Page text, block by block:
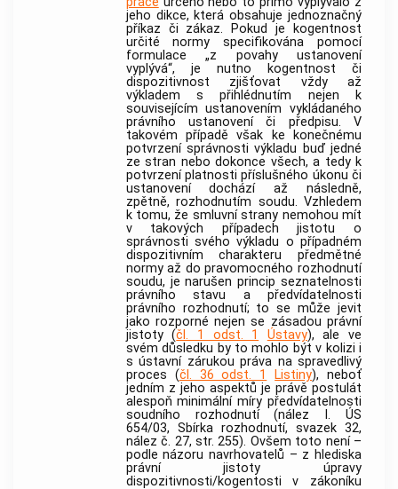
jeho dikce, která obsahuje jednoznačný
příkaz či zákaz. Pokud je kogentnost
určité normy specifikována pomocí
formulace „z povahy ustanovení
vyplývá“, je nutno kogentnost či
dispozitivnost zjišťovat vždy až
výkladem s přihlédnutím nejen k
souvisejícím ustanovením vykládaného
právního ustanovení či předpisu. V
takovém případě však ke konečnému
potvrzení správnosti výkladu buď jedné
ze stran nebo dokonce všech, a tedy k
potvrzení platnosti příslušného úkonu či
ustanovení dochází až následně,
zpětně, rozhodnutím soudu. Vzhledem
k tomu, že smluvní strany nemohou mít
v takových případech jistotu o
správnosti svého výkladu o případném
dispozitivním charakteru předmětné
normy až do pravomocného rozhodnutí
soudu, je narušen princip seznatelnosti
právního stavu a předvídatelnosti
právního rozhodnutí; to se může jevit
jako rozporné nejen se zásadou právní
jistoty (čl. 1 odst. 1 Ústavy), ale ve
svém důsledku by to mohlo být v kolizi i
s ústavní zárukou práva na spravedlivý
proces (čl. 36 odst. 1 Listiny), neboť
jedním z jeho aspektů je právě postulát
alespoň minimální míry předvídatelnosti
soudního rozhodnutí (nález I. ÚS
654/03, Sbírka rozhodnutí, svazek 32,
nález č. 27, str. 255). Ovšem toto není –
podle názoru navrhovatelů – z hlediska
právní jistoty úpravy
dispozitivnosti/kogentosti v zákoníku